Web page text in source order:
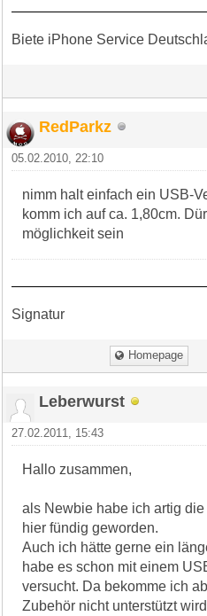
Biete iPhone Service
RedParkz
05.02.2010, 22:10
nimm halt einfach ein USB-
komm ich auf ca. 1,80cm.
möglichkeit sein
Signatur
Homepage
Leberwurst
27.02.2011, 15:43
Hallo zusammen,
als Newbie habe ich artig
hier fündig geworden.
Auch ich hätte gerne ein
habe es schon mit einem
versucht. Da bekomme ich
Zubehör nicht unterstützt